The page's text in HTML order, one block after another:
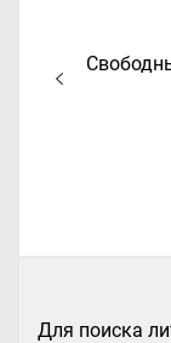
по
Для поиска